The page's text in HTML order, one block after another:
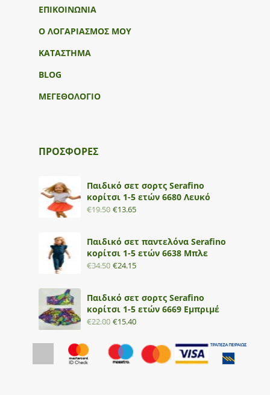
ΕΠΙΚΟΙΝΩΝΙΑ
Ο ΛΟΓΑΡΙΑΣΜΟΣ ΜΟΥ
ΚΑΤΑΣΤΗΜΑ
BLOG
ΜΕΓΕΘΟΛΟΓΙΟ
ΠΡΟΣΦΟΡΕΣ
Παιδικό σετ σορτς Serafino
κορίτσι 1-5 ετών 6680 Λευκό
€19.50 €13.65
Παιδικό σετ παντελόνα Serafino
κορίτσι 1-5 ετών 6638 Μπλε
€34.50 €24.15
Παιδικό σετ σορτς Serafino
κορίτσι 1-5 ετών 6669 Εμπριμέ
€22.00 €15.40